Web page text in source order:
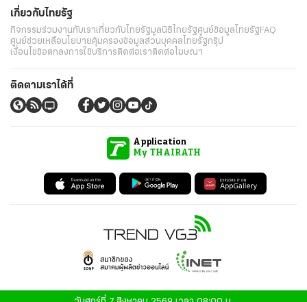
เกี่ยวกับไทยรัฐ
กิจกรรมร่วมงานกับเราเกี่ยวกับไทยรัฐมูลนิธิไทยรัฐศูนย์ข้อมูลไทยรัฐFAQ
ศูนย์ช่วยเหลือนโยบายคุ้มครองข้อมูลส่วนบุคคลไทยรัฐกรุ๊ป
เงื่อนไขข้อตกลงการใช้บริการติดต่อเราติดต่อโฆษณา
ติดตามเราได้ที่
Application
My THAIRATH